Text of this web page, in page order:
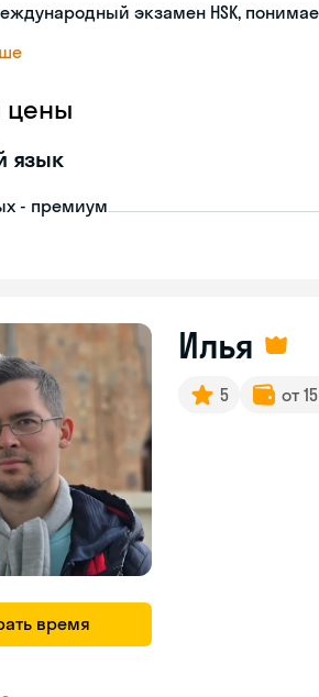
экзамен HSK,
цены
язык
- премиум
время
Илья
5 от